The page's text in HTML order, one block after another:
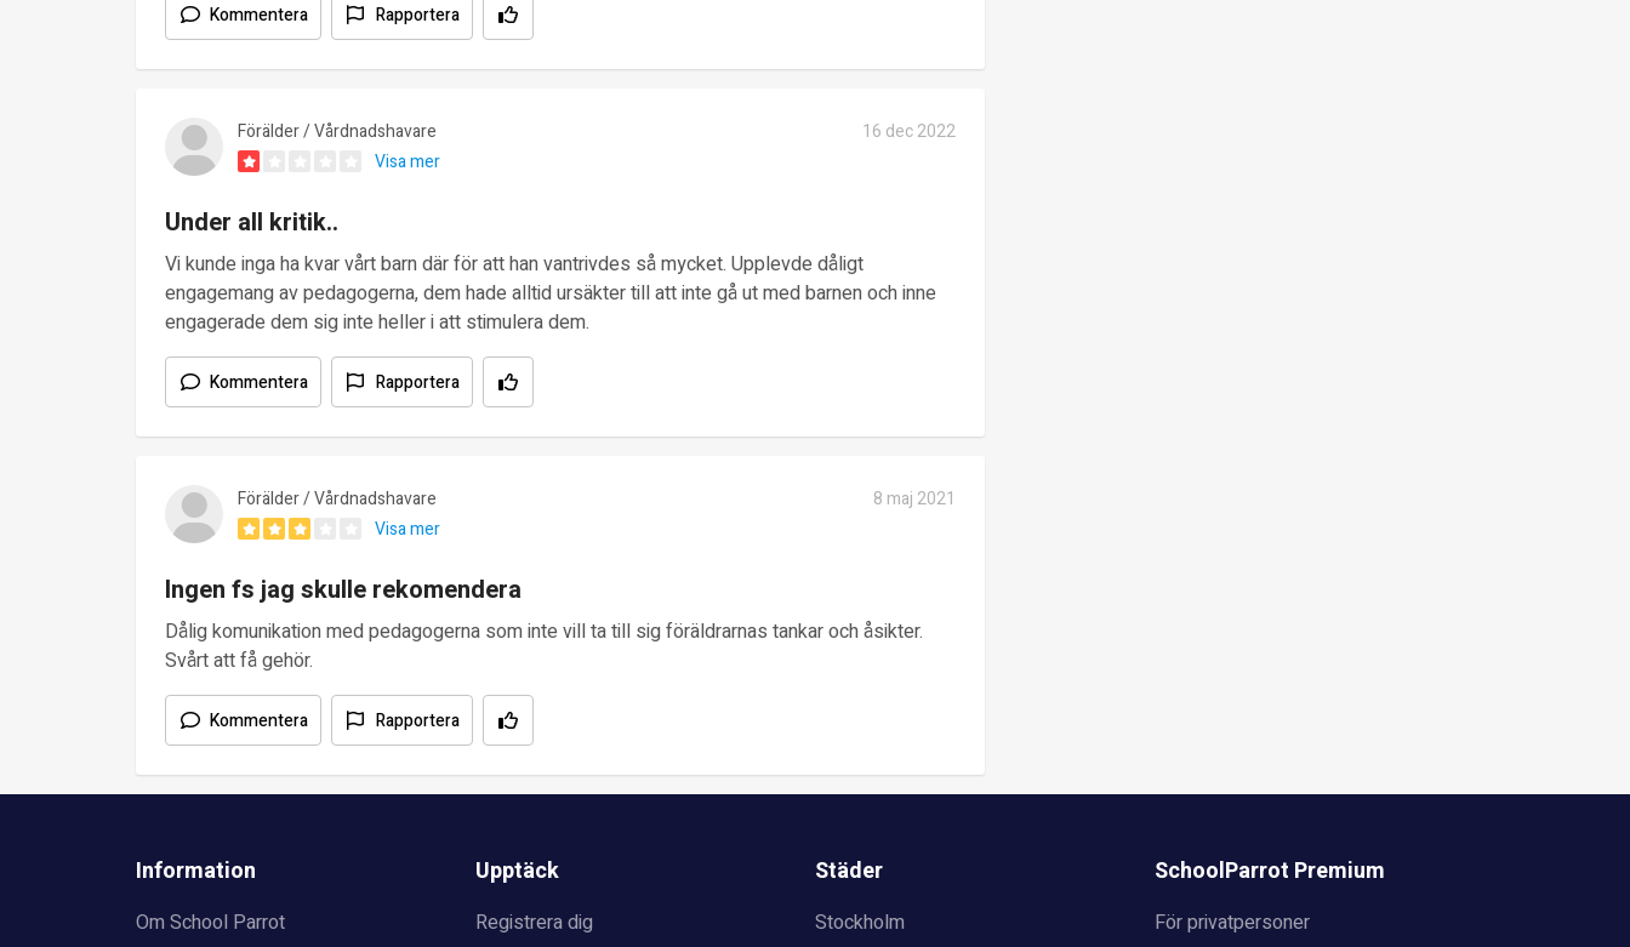
Kommentera Rapportera
Förälder / Vårdnadshavare
16 dec 2022
Visa mer
Under all kritik..
Vi kunde inga ha kvar vårt barn där för att han vantrivdes så mycket. Upplevde dåligt
engagemang av pedagogerna, dem hade alltid ursäkter till att inte gå ut med barnen och inne
engagerade dem sig inte heller i att stimulera dem.
Kommentera Rapportera
Förälder / Vårdnadshavare
8 maj 2021
Visa mer
Ingen fs jag skulle rekomendera
Dålig komunikation med pedagogerna som inte vill ta till sig föräldrarnas tankar och åsikter.
Svårt att få gehör.
Kommentera Rapportera
Information
Om School Parrot
Upptäck
Registrera dig
Städer
Stockholm
SchoolParrot Premium
För privatpersoner